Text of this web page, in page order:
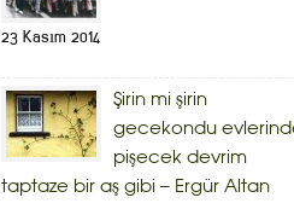
23 Kasım 2014
Şirin mi şirin
gecekondu
pişecek devrim
taptaze bir aş gibi – Ergür Altan